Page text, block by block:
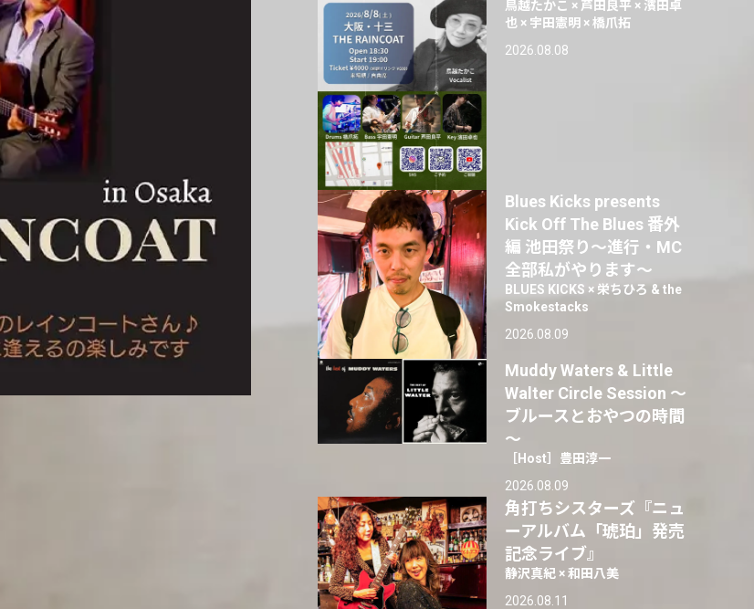
鳥越たかこ × 芦田良平 × 濱田卓
也 × 宇田憲明 × 橋爪拓
2026.08.08
Blues Kicks presents
Kick Off The Blues 番外
編 池田祭り〜進行・MC
全部私がやります〜
BLUES KICKS × 栄ちひろ & the
Smokestacks
2026.08.09
Muddy Waters & Little
Walter Circle Session ～
ブルースとおやつの時間
～
［Host］豊田淳一
2026.08.09
角打ちシスターズ『ニュ
ーアルバム「琥珀」発売
記念ライブ』
静沢真紀 × 和田八美
2026.08.11